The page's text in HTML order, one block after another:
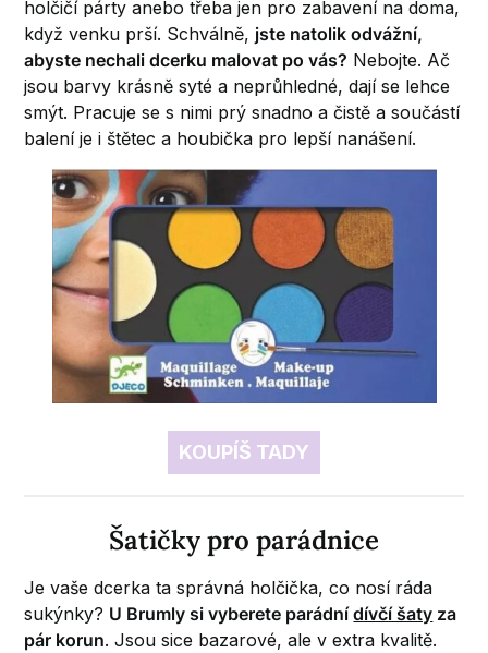
holčičí párty anebo třeba jen pro zabavení na doma,
když venku prší. Schválně, jste natolik odvážní,
abyste nechali dcerku malovat po vás? Nebojte. Ač
jsou barvy krásně syté a neprůhledné, dají se lehce
smýt. Pracuje se s nimi prý snadno a čistě a součástí
balení je i štětec a houbička pro lepší nanášení.
KOUPÍŠ TADY
Šatičky pro parádnice
Je vaše dcerka ta správná holčička, co nosí ráda
sukýnky? U Brumly si vyberete parádnídívčí šaty za
pár korun. Jsou sice bazarové, ale v extra kvalitě.